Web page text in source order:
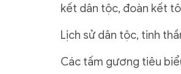
kết dân tộc, đoàn kết
Lịch sử dân tộc, tinh
Các tấm gương tiêu